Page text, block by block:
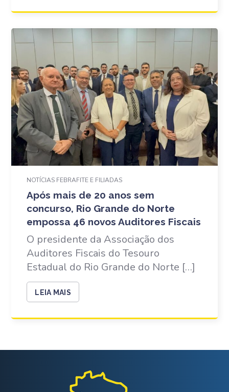
NOTÍCIAS FEBRAFITE E FILIADAS
Após mais de 20 anos sem
concurso, Rio Grande do Norte
empossa 46 novos Auditores Fiscais
O presidente da Associação dos
Auditores Fiscais do Tesouro
Estadual do Rio Grande do Norte […]
LEIA MAIS